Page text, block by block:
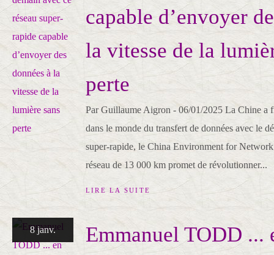
capable d’envoyer
la vitesse de la
perte
Par Guillaume Aigron - 06/01/2025 La Chine a
dans le monde du transfert de données avec le
super-rapide, le China Environment for
réseau de 13 000 km promet de révolutionner...
LIRE LA SUITE
8 janv. Emmanuel TODD ...